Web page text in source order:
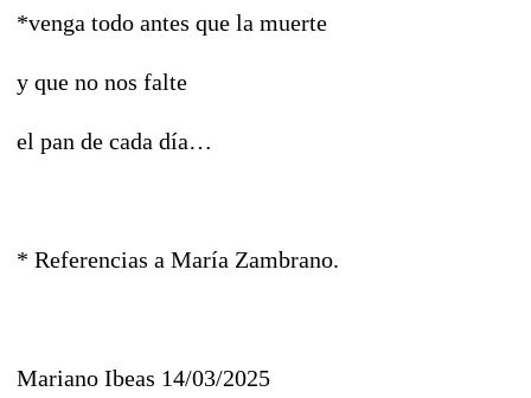
*venga todo antes que la muerte
y que no nos falte
el pan de cada día…
* Referencias a María Zambrano.
Mariano Ibeas 14/03/2025